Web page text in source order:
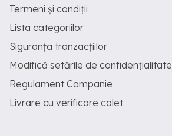
Termeni și condiții
Lista categoriilor
Siguranța tranzacțiilor
Modifică setările de confidențialitate
Regulament Campanie
Livrare cu verificare colet